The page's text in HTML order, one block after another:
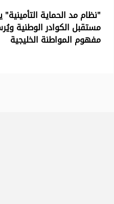
"نظام مد الحماية
مستقبل الكوادر الوطنية
مفهوم المواطنة الخليجية